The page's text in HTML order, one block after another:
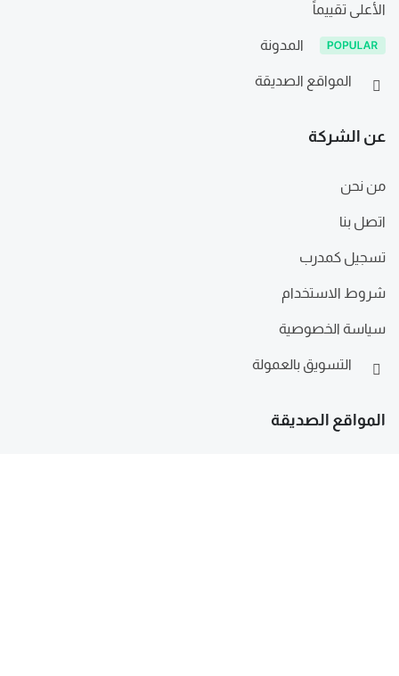
الأعلى تقييماً
المدونة
المواقع الصديقة
عن الشركة
من نحن
اتصل بنا
تسجيل كمدرب
شروط الاستخدام
سياسة الخصوصية
التسويق بالعمولة
المواقع الصديقة